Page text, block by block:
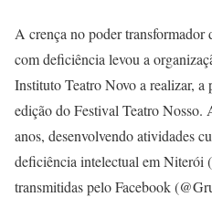
A crença no poder transformador
com deficiência levou a
Instituto Teatro Novo a realizar,
edição do Festival Teatro
anos, desenvolvendo atividades
deficiência intelectual em Niterói
transmitidas pelo Facebook